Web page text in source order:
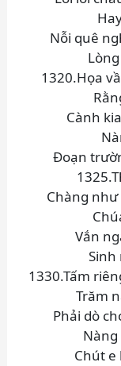
Nỗi quê
1320.Họa
Cành
Đoạn
Chàng
Vắn
Sinh
1330.Tấm
Trăm
Phải dò
Chút e